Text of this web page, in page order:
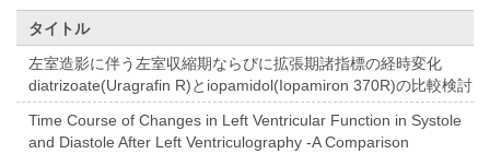
タイトル
左室造影に伴う左室収縮期ならびに拡張期諸指標の経時変化
diatrizoate(Uragrafin R)とiopamidol(Iopamiron 370R)の比較検討
Time Course of Changes in Left Ventricular Function in Systole
and Diastole After Left Ventriculography -A Comparison